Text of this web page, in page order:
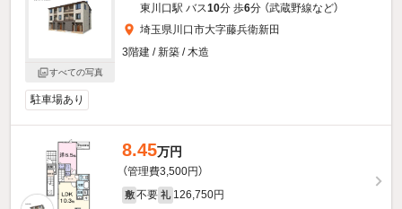
すべての写真
東川口駅 バス10分 歩6分 （武蔵野線など）
埼玉県川口市大字藤兵衛新田
3階建 / 新築 / 木造
駐車場あり
8.45万円
（管理費3,500円）
敷 不要 礼 126,750円